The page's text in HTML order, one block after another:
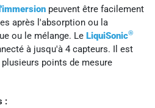
peuvent être facilement
après l'absorption ou la
ou le mélange. Le LiquiSonic®
à jusqu'à 4 capteurs. Il est
points de mesure
: